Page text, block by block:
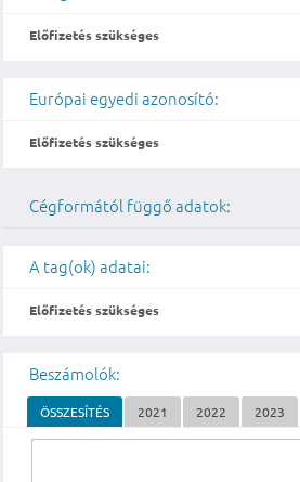
Előfizetés szükséges
Európai egyedi azonosító:
Előfizetés szükséges
Cégformától függő adatok:
A tag(ok) adatai:
Előfizetés szükséges
Beszámolók:
ÖSSZESÍTÉS 2021 2022 2023